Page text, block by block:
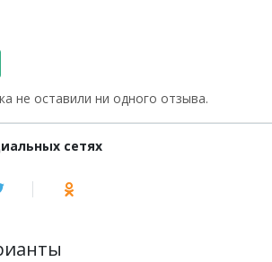
не оставили ни одного отзыва.
сетях